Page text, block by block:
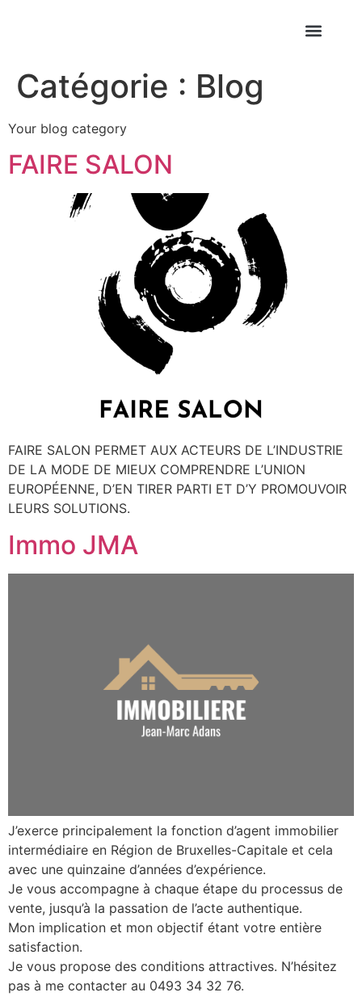
Catégorie : Blog
Your blog category
FAIRE SALON
FAIRE SALON PERMET AUX ACTEURS DE L’INDUSTRIE
DE LA MODE DE MIEUX COMPRENDRE L’UNION
EUROPÉENNE, D’EN TIRER PARTI ET D’Y PROMOUVOIR
LEURS SOLUTIONS.
Immo JMA
J’exerce principalement la fonction d’agent immobilier
intermédiaire en Région de Bruxelles-Capitale et cela
avec une quinzaine d’années d’expérience.
Je vous accompagne à chaque étape du processus de
vente, jusqu’à la passation de l’acte authentique.
Mon implication et mon objectif étant votre entière
satisfaction.
Je vous propose des conditions attractives. N’hésitez
pas à me contacter au 0493 34 32 76.